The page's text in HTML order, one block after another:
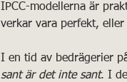
IPCC-modellerna är
verkar vara perfekt, eller
I en tid av bedrägerier
sant är det inte sant. I